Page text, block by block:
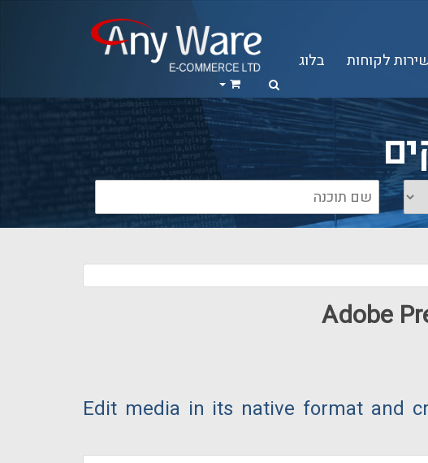
לקוחות בלוג
Adobe
Edit media in its native format and